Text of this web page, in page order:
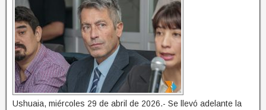
Ushuaia, miércoles 29 de abril de 2026.- Se llevó adelante la